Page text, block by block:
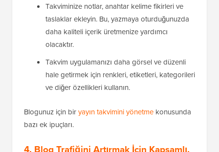
Takviminize notlar, anahtar kelime fikirleri ve
taslaklar ekleyin. Bu, yazmaya oturduğunuzda
daha kaliteli içerik üretmenize yardımcı
olacaktır.
Takvim uygulamanızı daha görsel ve düzenli
hale getirmek için renkleri, etiketleri, kategorileri
ve diğer özellikleri kullanın.
Blogunuz için biryayın takvimini yönetme konusunda
bazı ek ipuçları.